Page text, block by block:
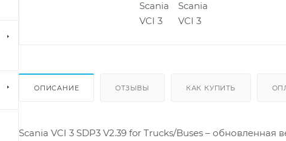
ОПИСАНИЕ ОТЗЫВЫ КАК КУПИТЬ
Scania VCI 3 SDP3 V2.39 for Trucks/Buses –